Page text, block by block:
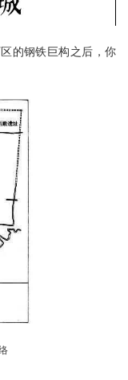
的钢铁巨构之后，你